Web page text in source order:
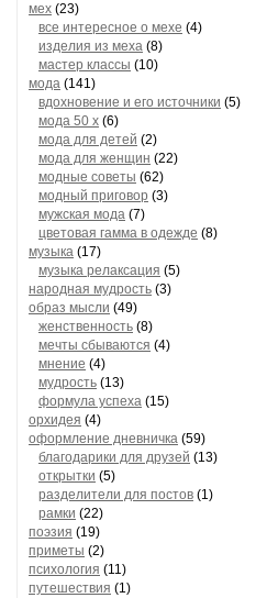
мех (23)
все интересное о мехе (4)
изделия из меха (8)
мастер классы (10)
мода (141)
вдохновение и его источники (5)
мода 50 х (6)
мода для детей (2)
мода для женщин (22)
модные советы (62)
модный приговор (3)
мужская мода (7)
цветовая гамма в одежде (8)
музыка (17)
музыка релаксация (5)
народная мудрость (3)
образ мысли (49)
женственность (8)
мечты сбываются (4)
мнение (4)
мудрость (13)
формула успеха (15)
орхидея (4)
оформление дневничка (59)
благодарики для друзей (13)
открытки (5)
разделители для постов (1)
рамки (22)
поэзия (19)
приметы (2)
психология (11)
путешествия (1)